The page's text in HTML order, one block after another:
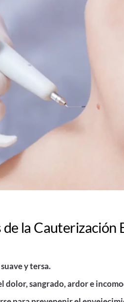
la Cauterización
y tersa.
dolor, sangrado, ardor e